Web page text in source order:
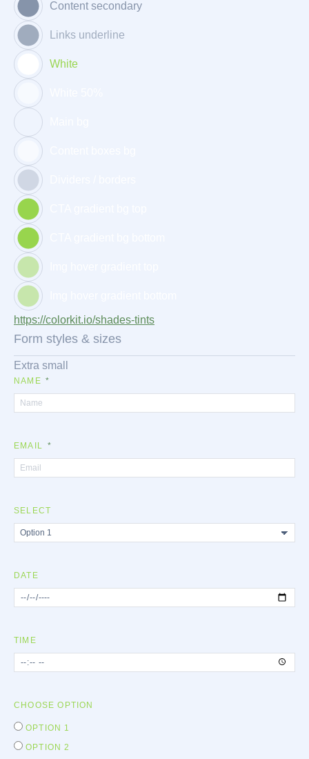
Content secondary
Links underline
White
https://colorkit.io/shades-tints
Form styles & sizes
Extra small
NAME
EMAIL
SELECT
DATE
TIME
CHOOSE OPTION
OPTION 1
OPTION 2